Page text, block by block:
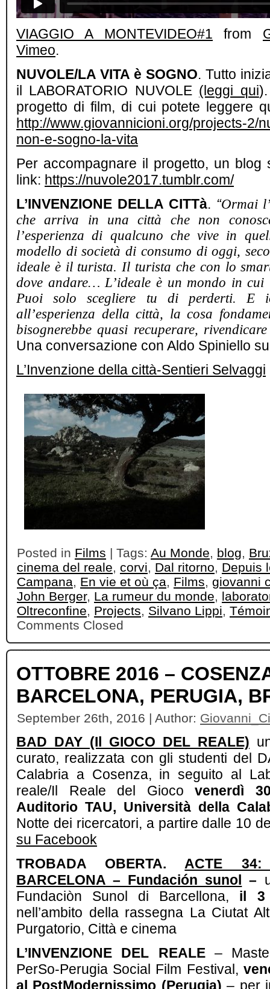
VIAGGIO A MONTEVIDEO#1 from
Vimeo.
NUVOLE/LA VITA è SOGNO. Tutto
il LABORATORIO NUVOLE (leggi qui
progetto di film, di cui potete leggere
http://www.giovannicioni.org/projects-2/
non-e-sogno-la-vita
Per accompagnare il progetto, un blog
link: https://nuvole2017.tumblr.com/
L’INVENZIONE DELLA CITTà. “Ormai
che arriva in una città che non
l’esperienza di qualcuno che vive in
modello di società di consumo di oggi,
ideale è il turista. Il turista che con lo
dove andare… L’ideale è un mondo in cui
Puoi solo scegliere tu di perderti. E
all’esperienza della città, la cosa
bisognerebbe quasi recuperare,
Una conversazione con Aldo Spiniello
L’Invenzione della città-Sentieri Selvaggi
Posted in Films | Tags: Au Monde, blog,
cinema del reale, corvi, Dal ritorno, Depuis
Campana, En vie et où ça, Films, giovanni
John Berger, La rumeur du monde,
Oltreconfine, Projects, Silvano Lippi,
Comments Closed
OTTOBRE 2016 –
BARCELONA, PERUGIA,
September 26th, 2016 | Author:
BAD DAY (Il GIOCO DEL REALE)
curato, realizzata con gli studenti del
Calabria a Cosenza, in seguito al
reale/Il Reale del Giocovenerdì
Auditorio TAU, Università della
Notte dei ricercatori, a partire dalle 10
su Facebook
TROBADA OBERTA.
ACTE
BARCELONA – Fundación sunol –
Fundaciòn Sunol di Barcellona, il 3
nell’ambito della rassegna La Ciutat
Purgatorio, Città e cinema
L’INVENZIONE DEL REALE–
PerSo-Perugia Social Film Festival,
al PostModernissimo (Perugia) – per